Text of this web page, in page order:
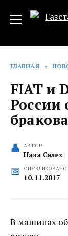
ГЛАВНАЯ »
FIAT и
России
АВТОР
Наза Салех
ОПУБЛИКОВАНО
10.11.2017
В машинах